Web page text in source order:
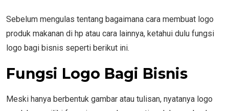
Sebelum mengulas tentang bagaimana cara membuat logo
produk makanan di hp atau cara lainnya, ketahui dulu fungsi
logo bagi bisnis seperti berikut ini.
Fungsi Logo Bagi Bisnis
Meski hanya berbentuk gambar atau tulisan, nyatanya logo